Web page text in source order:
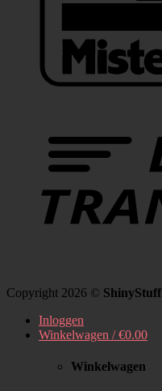
Copyright 2026 © ShinyStuff
Inloggen
Winkelwagen /€0.00
Winkelwagen